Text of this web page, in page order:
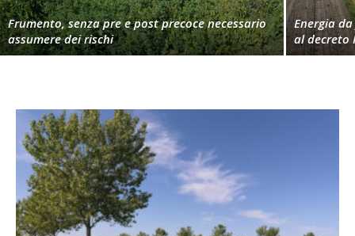
Frumento, senza pre e post precoce necessario
assumere dei rischi
Energia
al decreto